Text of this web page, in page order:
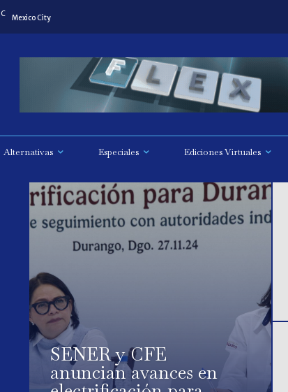
C Mexico City
Alternativas Especiales Ediciones Virtuales
SENER y CFE
anuncian avances en